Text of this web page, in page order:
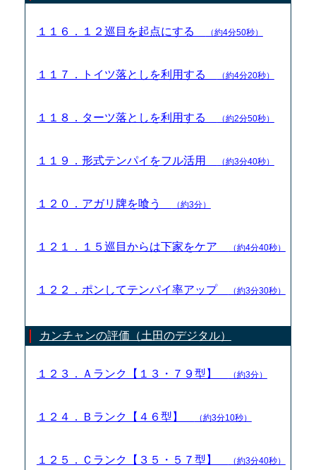
１１６．１２巡目を起点にする （約4分50秒）
１１７．トイツ落としを利用する （約4分20秒）
１１８．ターツ落としを利用する （約2分50秒）
１１９．形式テンパイをフル活用 （約3分40秒）
１２０．アガリ牌を喰う （約3分）
１２１．１５巡目からは下家をケア （約4分40秒）
１２２．ポンしてテンパイ率アップ （約3分30秒）
カンチャンの評価（土田のデジタル）
１２３．Ａランク【１３・７９型】 （約3分）
１２４．Ｂランク【４６型】 （約3分10秒）
１２５．Ｃランク【３５・５７型】 （約3分40秒）